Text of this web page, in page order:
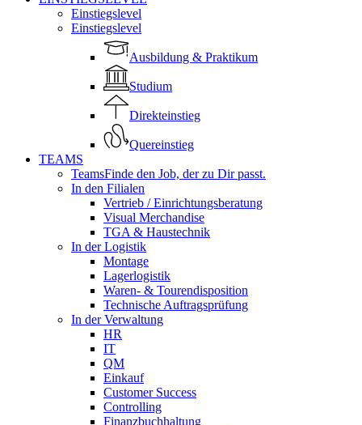
Einstiegslevel
Einstiegslevel
Ausbildung & Praktikum
Studium
Direkteinstieg
Quereinstieg
TEAMS
TeamsFinde den Job, der zu Dir passt.
In den Filialen
Vertrieb / Einrichtungsberatung
Visual Merchandise
TGA & Haustechnik
In der Logistik
Montage
Lagerlogistik
Waren- & Tourendisposition
Technische Auftragsprüfung
In der Verwaltung
HR
IT
QM
Einkauf
Customer Success
Controlling
Finanzbuchhaltung